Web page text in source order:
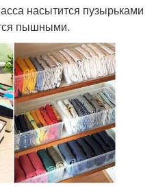
насытится пузырьками
пышными.